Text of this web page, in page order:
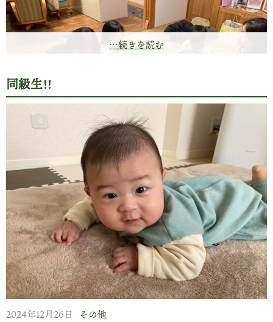
恒例のトランプ大会。
お風呂上がりの赤ちゃんと長女家族、ごちゃごちゃのテーブ
ル。
奥の小学５年、このガキがすごいギャンブラーで… 私なん
ぞ何をやってもこてんぱに負ける…
…続きを読む
同級生!!
2024年12月26日
その他